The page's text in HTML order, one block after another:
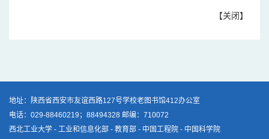
【关闭】
地址：陕西省西安市友谊西路127号学校老图书馆412办公室
电话：029-88460219；88494328 邮编：710072
西北工业大学 - 工业和信息化部 - 教育部 - 中国工程院 - 中国科学院